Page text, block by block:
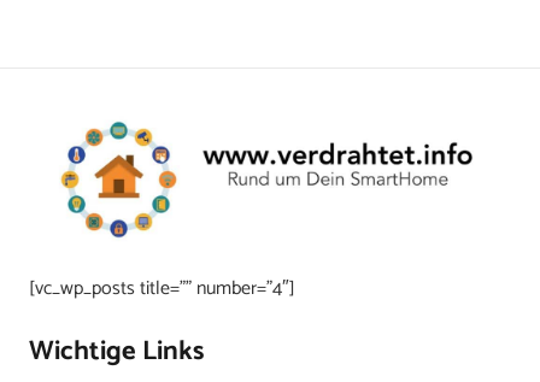
[vc_wp_posts title=”” number=”4″]
Wichtige Links